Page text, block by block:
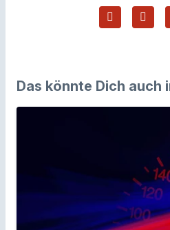
Das könnte Dich auch